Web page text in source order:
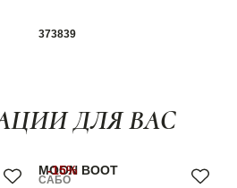
373839
ДЛЯ ВАС
-15%
MOON BOOT
САБО